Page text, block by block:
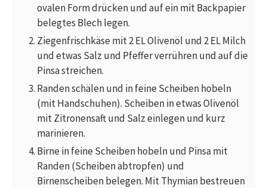
ovalen Form drücken und auf ein mit Backpapier
belegtes Blech legen.
Ziegenfrischkäse mit 2 EL Olivenöl und 2 EL Milch
und etwas Salz und Pfeffer verrühren und auf die
Pinsa streichen.
Randen schälen und in feine Scheiben hobeln
(mit Handschuhen). Scheiben in etwas Olivenöl
mit Zitronensaft und Salz einlegen und kurz
marinieren.
Birne in feine Scheiben hobeln und Pinsa mit
Randen (Scheiben abtropfen) und
Birnenscheiben belegen. Mit Thymian bestreuen